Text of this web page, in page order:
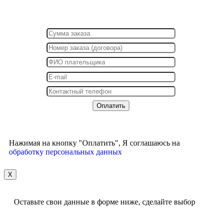
Нажимая на кнопку "Оплатить", Я соглашаюсь на
обработку персональных данных
X
Оставьте свои данные в форме ниже, сделайте выбор